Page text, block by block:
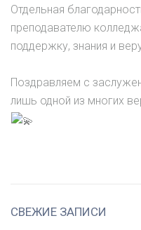
Отдельная
преподавателю
поддержку, знания и
Поздравляем с
лишь одной из многих
СВЕЖИЕ ЗАПИСИ